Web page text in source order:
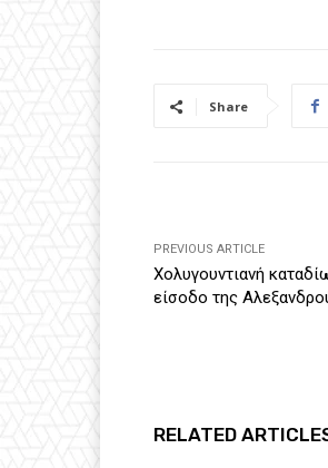
Share
PREVIOUS ARTICLE
Χολυγουντιανή
είσοδο της
RELATED